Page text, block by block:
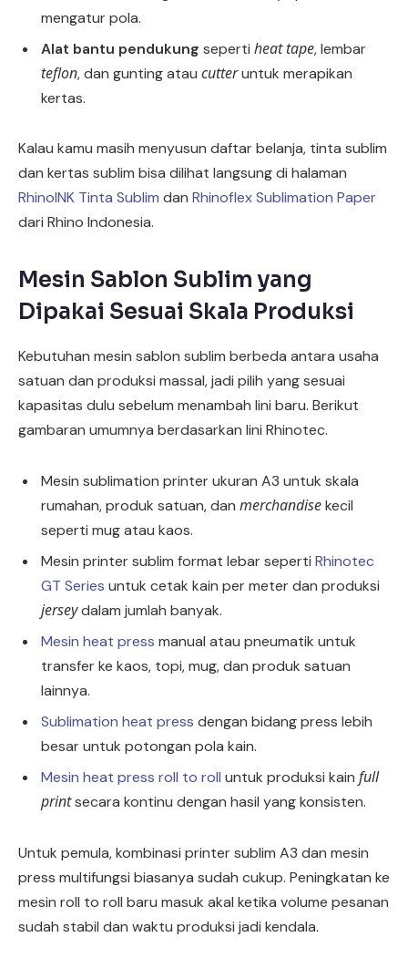
mengatur pola.
Alat bantu pendukung seperti heat tape, lembar
teflon, dan gunting atau cutteruntuk merapikan
kertas.
Kalau kamu masih menyusun daftar belanja, tinta sublim
dan kertas sublim bisa dilihat langsung di halaman
RhinoINK Tinta Sublim dan Rhinoflex Sublimation Paper
dari Rhino Indonesia.
Mesin Sablon Sublim yang
Dipakai Sesuai Skala Produksi
Kebutuhan mesin sablon sublim berbeda antara usaha
satuan dan produksi massal, jadi pilih yang sesuai
kapasitas dulu sebelum menambah lini baru. Berikut
gambaran umumnya berdasarkan lini Rhinotec.
Mesin sublimation printer ukuran A3 untuk skala
rumahan, produk satuan, dan merchandisekecil
seperti mug atau kaos.
Mesin printer sublim format lebar seperti Rhinotec
GT Series untuk cetak kain per meter dan produksi
jerseydalam jumlah banyak.
Mesin heat press manual atau pneumatik untuk
transfer ke kaos, topi, mug, dan produk satuan
lainnya.
Sublimation heat press dengan bidang press lebih
besar untuk potongan pola kain.
Mesin heat press roll to roll untuk produksi kain full
printsecara kontinu dengan hasil yang konsisten.
Untuk pemula, kombinasi printer sublim A3 dan mesin
press multifungsi biasanya sudah cukup. Peningkatan ke
mesin roll to roll baru masuk akal ketika volume pesanan
sudah stabil dan waktu produksi jadi kendala.